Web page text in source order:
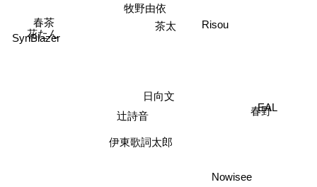
日向文
辻詩音
伊東歌詞太郎
牧野由依
茶太
春茶
花たん
春野
EAL
SynBlazer